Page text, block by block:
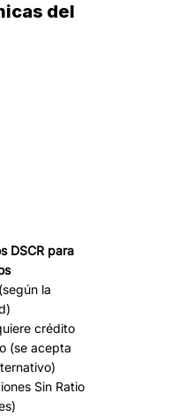
del
DSCR para
la
crédito
(se acepta
Sin Ratio